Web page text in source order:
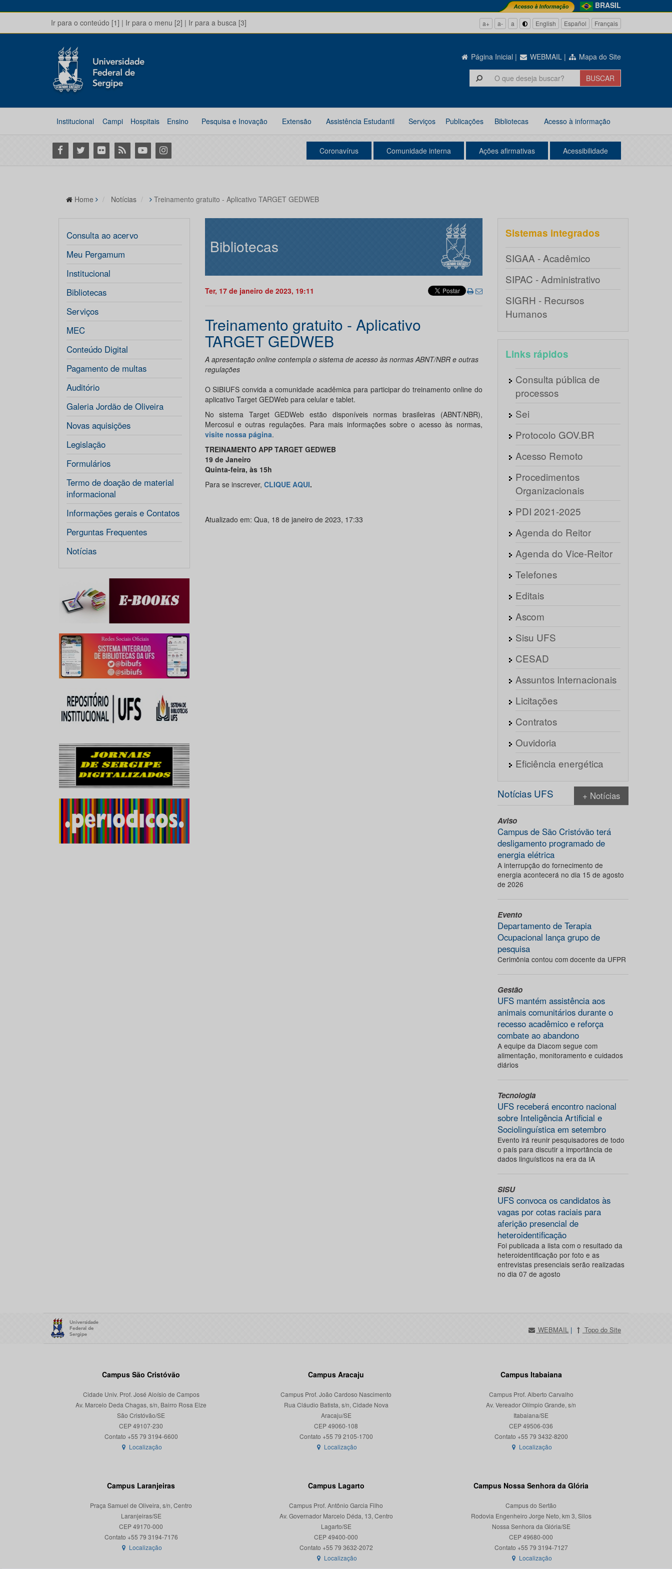
BRASIL
Ir para o conteúdo [1] | Ir para o menu [2] | Ir para a busca [3] a+ a- a English Español Français
Página Inicial | WEBMAIL | Mapa do Site
Institucional Campi Hospitais Ensino Pesquisa e Inovação Extensão Assistência Estudantil Serviços Publicações Bibliotecas Acesso à informação
Facebook
Twitter Flickr RSS YoutubeInstagram Coronavírus Comunidade interna Ações afirmativas Acessibilidade
Home Notícias Treinamento gratuito - Aplicativo TARGET GEDWEB
Consulta ao acervo
Meu Pergamum
Institucional
Bibliotecas
Serviços
MEC
Conteúdo Digital
Pagamento de multas
Auditório
Galeria Jordão de Oliveira
Novas aquisições
Legislação
Formulários
Termo de doação de material
informacional
Informações gerais e Contatos
Perguntas Frequentes
Notícias
Bibliotecas
Ter, 17 de janeiro de 2023, 19:11
Treinamento gratuito - Aplicativo
TARGET GEDWEB
A apresentação online contempla o sistema de acesso às normas ABNT/NBR e outras
regulações
O SIBIUFS convida a comunidade acadêmica para participar do treinamento online do
aplicativo Target GEDWeb para celular e tablet.
No sistema Target GEDWeb estão disponíveis normas brasileiras (ABNT/NBR),
Mercosul e outras regulações. Para mais informações sobre o acesso às normas,
visite nossa página.
TREINAMENTO APP TARGET GEDWEB
19 de Janeiro
Quinta-feira, às 15h
Para se inscrever, CLIQUE AQUI.
Atualizado em: Qua, 18 de janeiro de 2023, 17:33
Sistemas integrados
SIGAA - Acadêmico
SIPAC - Administrativo
SIGRH - Recursos
Humanos
Links rápidos
Consulta pública de
processos
Sei
Protocolo GOV.BR
Acesso Remoto
Procedimentos
Organizacionais
PDI 2021-2025
Agenda do Reitor
Agenda do Vice-Reitor
Telefones
Editais
Ascom
Sisu UFS
CESAD
Assuntos Internacionais
Licitações
Contratos
Ouvidoria
Eficiência energética
Notícias UFS + Notícias
Aviso
Campus de São Cristóvão terá
desligamento programado de
energia elétrica
A interrupção do fornecimento de
energia acontecerá no dia 15 de agosto
de 2026
Evento
Departamento de Terapia
Ocupacional lança grupo de
pesquisa
Cerimônia contou com docente da UFPR
Gestão
UFS mantém assistência aos
animais comunitários durante o
recesso acadêmico e reforça
combate ao abandono
A equipe da Diacom segue com
alimentação, monitoramento e cuidados
diários
Tecnologia
UFS receberá encontro nacional
sobre Inteligência Artificial e
Sociolinguística em setembro
Evento irá reunir pesquisadores de todo
o país para discutir a importância de
dados linguísticos na era da IA
SISU
UFS convoca os candidatos às
vagas por cotas raciais para
aferição presencial de
heteroidentificação
Foi publicada a lista com o resultado da
heteroidentificação por foto e as
entrevistas presenciais serão realizadas
no dia 07 de agosto
WEBMAIL | Topo do Site
Campus São Cristóvão
Cidade Univ. Prof. José Aloísio de Campos
Av. Marcelo Deda Chagas, s/n, Bairro Rosa Elze
São Cristóvão/SE
CEP 49107-230
Localização
Campus Aracaju
Campus Prof. João Cardoso Nascimento
Rua Cláudio Batista, s/n, Cidade Nova
Aracaju/SE
CEP 49060-108
Localização
Campus Itabaiana
Campus Prof. Alberto Carvalho
Av. Vereador Olímpio Grande, s/n
Itabaiana/SE
CEP 49506-036
Localização
Campus Laranjeiras
Praça Samuel de Oliveira, s/n, Centro
Laranjeiras/SE
CEP 49170-000
Localização
Campus Lagarto
Campus Prof. Antônio Garcia Filho
Av. Governador Marcelo Déda, 13, Centro
Lagarto/SE
CEP 49400-000
Localização
Campus Nossa Senhora da Glória
Campus do Sertão
Rodovia Engenheiro Jorge Neto, km 3, Silos
Nossa Senhora da Glória/SE
CEP 49680-000
Contato +55 79 3194-7127
Localização